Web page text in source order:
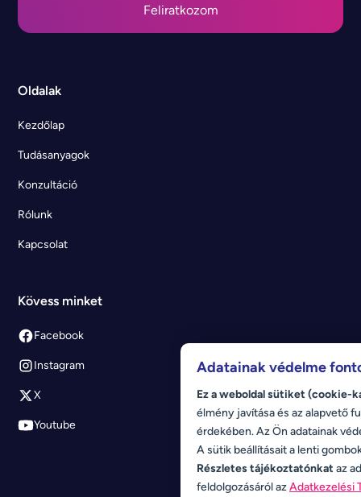
Oldalak
Kezdőlap
Tudásanyagok
Konzultáció
Rólunk
Kapcsolat
Kövess minket
Facebook
Instagram
X
Youtube
Adatainak védelme
Ez a weboldal sütiket (cookie-
élmény javítása és az alapvető
érdekében. Az Ön adatainak
A sütik beállításait a lenti
Részletes tájékoztatónkat az
feldolgozásáról azAdatkezelési